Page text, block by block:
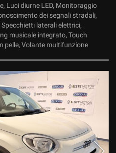
Luci diurne LED, Monitoraggio
dei segnali stradali,
laterali elettrici,
musicale integrato, Touch
pelle, Volante multifunzione